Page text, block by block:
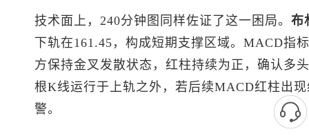
技术面上，240分钟图同样佐证了这一困局。 布
下轨在161.45，构成短期支撑区域。MACD指
方保持金叉发散状态，红柱持续为正，确认多
根K线运行于上轨之外，若后续MACD红柱出
警。